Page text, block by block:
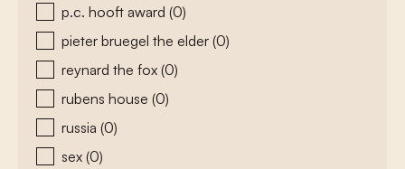
p.c. hooft award (0)
pieter bruegel the elder (0)
reynard the fox (0)
rubens house (0)
russia (0)
sex (0)